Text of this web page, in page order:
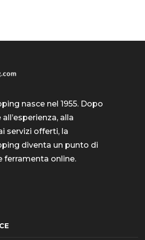
nasce nel 1955. Dopo
alla
servizi offerti, la
diventa un punto di
ferramenta online.